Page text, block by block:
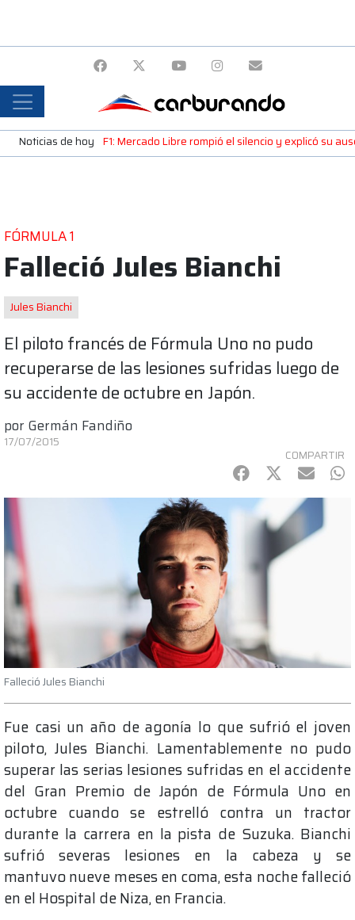
Noticias de hoy F1: Mercado Libre rompió el silencio y explicó su
FÓRMULA 1
Falleció Jules Bianchi
Jules Bianchi
El piloto francés de Fórmula Uno no pudo
recuperarse de las lesiones sufridas luego de
su accidente de octubre en Japón.
por Germán Fandiño
17/07/2015
COMPARTIR
Facebook
Twitter
mail
Falleció Jules Bianchi
Fue casi un año de agonía lo que sufrió el joven
piloto, Jules Bianchi. Lamentablemente no pudo
superar las serias lesiones sufridas en el accidente
del Gran Premio de Japón de Fórmula Uno en
octubre cuando se estrelló contra un tractor
durante la carrera en la pista de Suzuka. Bianchi
sufrió severas lesiones en la cabeza y se
mantuvo nueve meses en coma, esta noche falleció
en el Hospital de Niza, en Francia.